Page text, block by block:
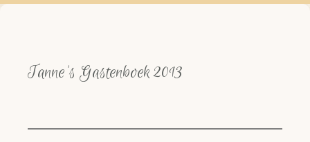
Tanne's Gastenboek 2013